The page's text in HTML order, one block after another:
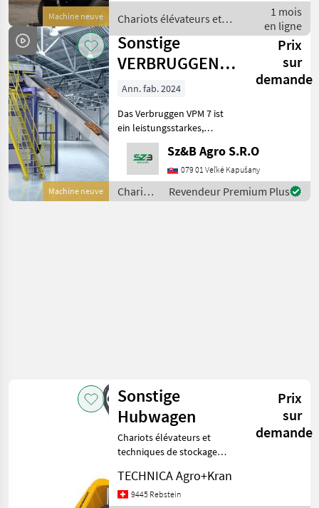
Machine neuve
50mm - Rahmen: Stahl
Chariots élévateurs et
techniques de stockage /
Sonstige
1 mois
en ligne
Machine neuve
Sonstige
VERBRUGGEN
VPM-7 Palettizer
Prix
sur
demande
Ann. fab. 2024
Das Verbruggen VPM 7 ist
ein leistungsstarkes,
automatisiertes
Palettiersystem, das für das
effiziente und zuverlässige
Stapeln verschiedenster
Produkte auf Paletten
Sz&B Agro S.R.O
079 01 Veľké Kapušany
Chariots
élévateurs
Revendeur Premium Plus
Sonstige
Hubwagen
Prix
sur
demande
Chariots élévateurs et
techniques de stockage
TECHNICA Agro+Kran
9445 Rebstein